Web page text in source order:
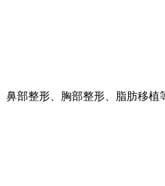
部整形、胸部整形、脂肪移植